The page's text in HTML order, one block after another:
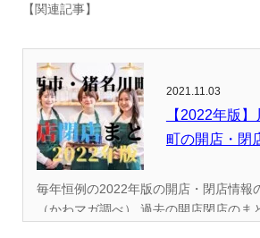
【関連記事】
2021.11.03
【2022年版】
町の開店・閉
毎年恒例の2022年版の開店・閉店情報
（かわマガ調べ） 過去の開店閉店のま